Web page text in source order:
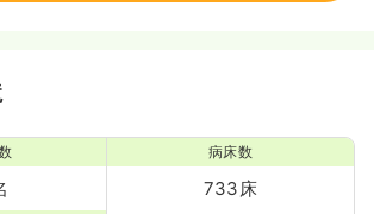
病床数
733床